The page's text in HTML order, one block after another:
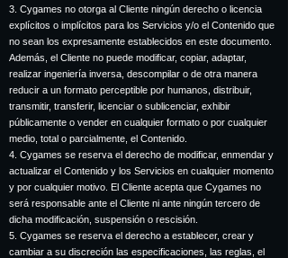
3. Cygames no otorga al Cliente ningún derecho o licencia
explícitos o implícitos para los Servicios y/o el Contenido que
no sean los expresamente establecidos en este documento.
Además, el Cliente no puede modificar, copiar, adaptar,
realizar ingeniería inversa, descompilar o de otra manera
reducir a un formato perceptible por humanos, distribuir,
transmitir, transferir, licenciar o sublicenciar, exhibir
públicamente o vender en cualquier formato o por cualquier
medio, total o parcialmente, el Contenido.
4. Cygames se reserva el derecho de modificar, enmendar y
actualizar el Contenido y los Servicios en cualquier momento
y por cualquier motivo. El Cliente acepta que Cygames no
será responsable ante el Cliente ni ante ningún tercero de
dicha modificación, suspensión o rescisión.
5. Cygames se reserva el derecho a establecer, crear y
cambiar a su discreción las especificaciones, las reglas, el